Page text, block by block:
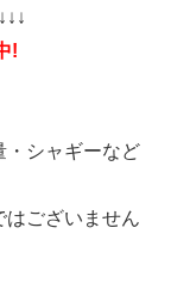
!
・シャギーなど
はございません